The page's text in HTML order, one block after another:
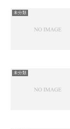
未分類
未分類